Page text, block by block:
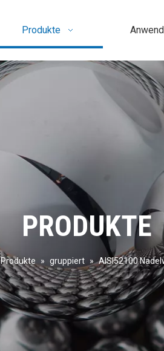
Produkte
PRODUKTE
Produkte » gruppiert » AISI52100